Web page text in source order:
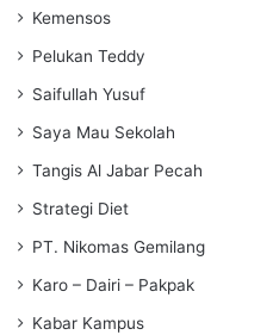
Kemensos
Pelukan Teddy
Saifullah Yusuf
Saya Mau Sekolah
Tangis Al Jabar Pecah
Strategi Diet
PT. Nikomas Gemilang
Karo – Dairi – Pakpak
Kabar Kampus